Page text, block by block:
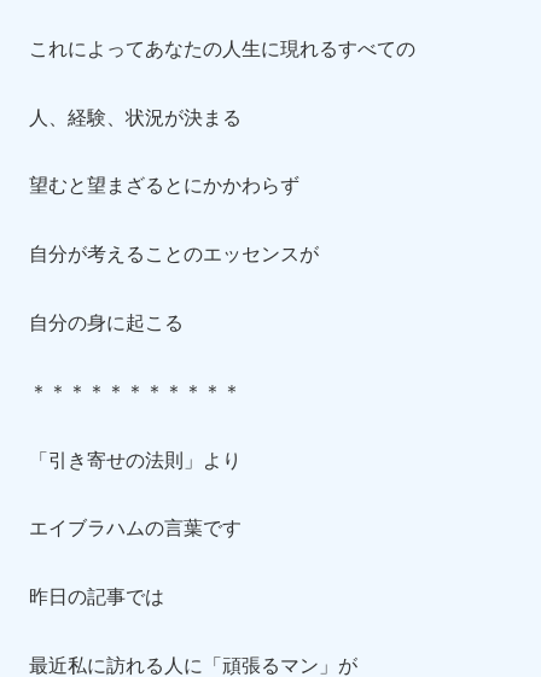
これによってあなたの人生に現れるすべての
人、経験、状況が決まる
望むと望まざるとにかかわらず
自分が考えることのエッセンスが
自分の身に起こる
＊＊＊＊＊＊＊＊＊＊＊
「引き寄せの法則」より
エイブラハムの言葉です
昨日の記事では
最近私に訪れる人に「頑張るマン」が